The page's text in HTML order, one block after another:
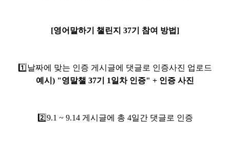
[영어말하기 챌린지 37기 참여 방법]
1️⃣ 날짜에 맞는 인증 게시글에 댓글로 인증사진 업로드
예시) "영말챌 37기 1일차 인증" + 인증 사진
2️⃣9.1 ~ 9.14 게시글에 총 4일간 댓글로 인증